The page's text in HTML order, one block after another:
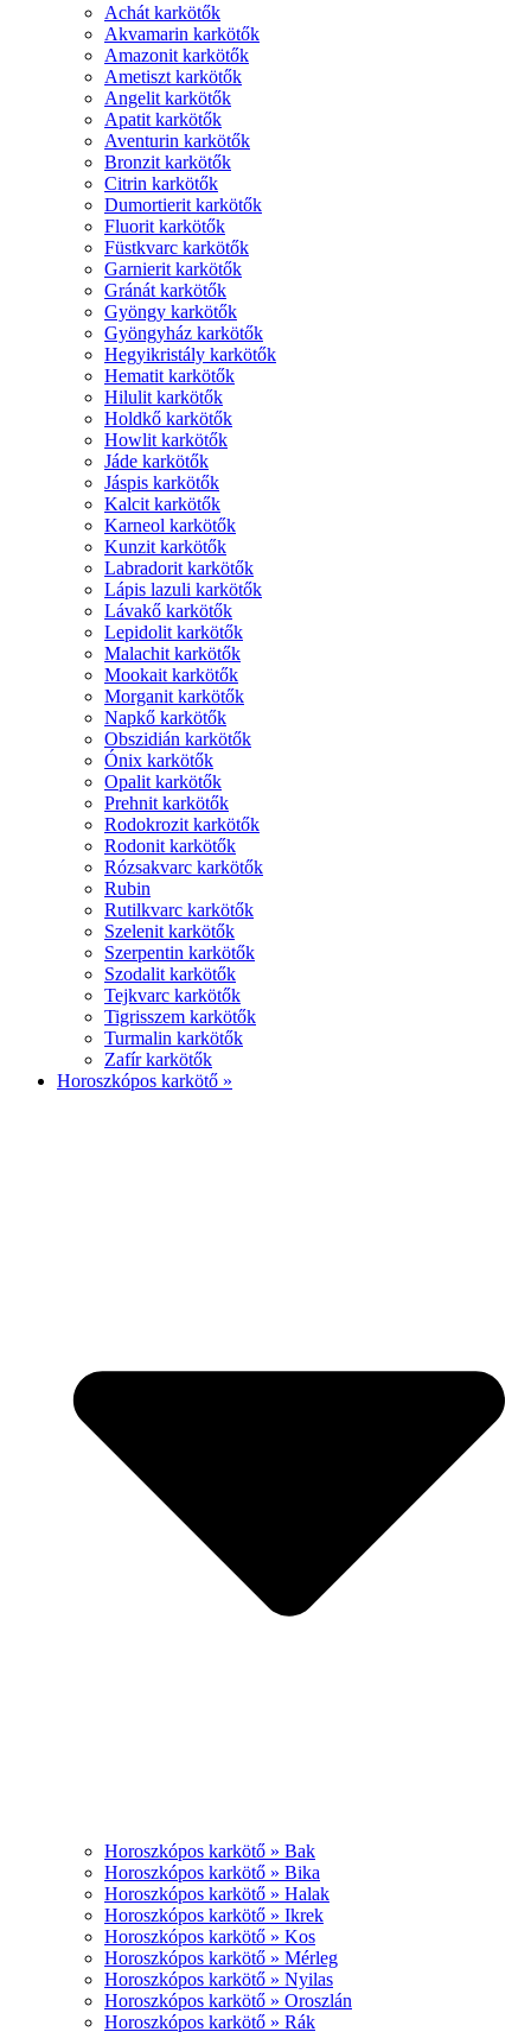
Achát karkötők
Akvamarin karkötők
Amazonit karkötők
Ametiszt karkötők
Angelit karkötők
Apatit karkötők
Aventurin karkötők
Bronzit karkötők
Citrin karkötők
Dumortierit karkötők
Fluorit karkötők
Füstkvarc karkötők
Garnierit karkötők
Gránát karkötők
Gyöngy karkötők
Gyöngyház karkötők
Hegyikristály karkötők
Hematit karkötők
Hilulit karkötők
Holdkő karkötők
Howlit karkötők
Jáde karkötők
Jáspis karkötők
Kalcit karkötők
Karneol karkötők
Kunzit karkötők
Labradorit karkötők
Lápis lazuli karkötők
Lávakő karkötők
Lepidolit karkötők
Malachit karkötők
Mookait karkötők
Morganit karkötők
Napkő karkötők
Obszidián karkötők
Ónix karkötők
Opalit karkötők
Prehnit karkötők
Rodokrozit karkötők
Rodonit karkötők
Rózsakvarc karkötők
Rubin
Rutilkvarc karkötők
Szelenit karkötők
Szerpentin karkötők
Szodalit karkötők
Tejkvarc karkötők
Tigrisszem karkötők
Turmalin karkötők
Zafír karkötők
Horoszkópos karkötő »
Horoszkópos karkötő » Bak
Horoszkópos karkötő » Bika
Horoszkópos karkötő » Halak
Horoszkópos karkötő » Ikrek
Horoszkópos karkötő » Kos
Horoszkópos karkötő » Mérleg
Horoszkópos karkötő » Nyilas
Horoszkópos karkötő » Oroszlán
Horoszkópos karkötő » Rák